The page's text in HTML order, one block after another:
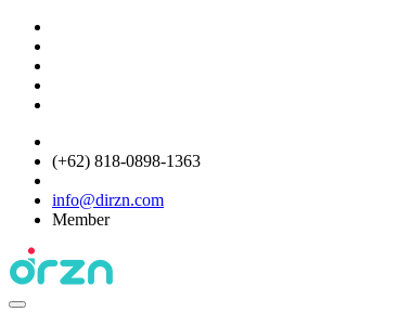
(+62) 818-0898-1363
info@dirzn.com
Member